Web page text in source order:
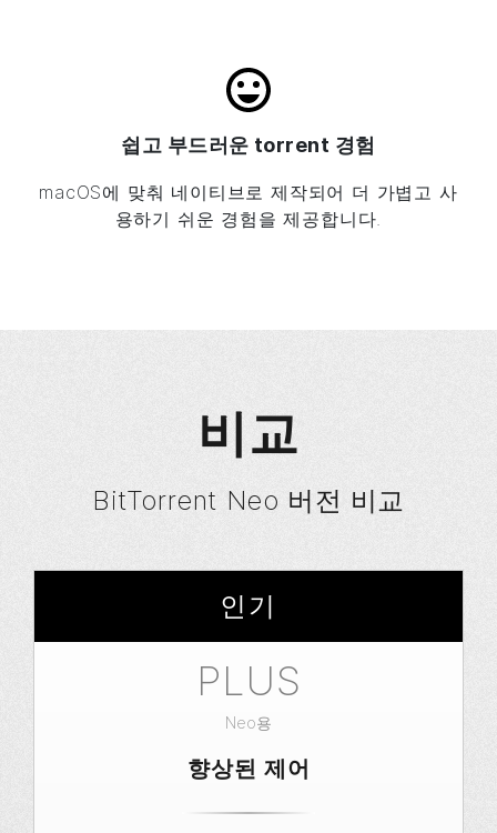
쉽고 부드러운 torrent 경험
macOS에 맞춰 네이티브로 제작되어 더 가볍고 사
용하기 쉬운 경험을 제공합니다.
비교
BitTorrent Neo 버전 비교
인기
PLUS
Neo용
향상된 제어